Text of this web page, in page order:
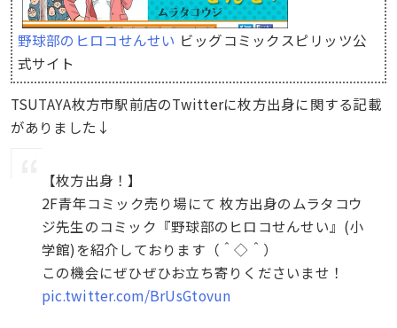
野球部のヒロコせんせい ビッグコミックスピリッツ公
式サイト
TSUTAYA枚方市駅前店のTwitterに枚方出身に関する記載
がありました↓
【枚方出身！】
2F青年コミック売り場にて 枚方出身のムラタコウ
ジ先生のコミック『野球部のヒロコせんせい』(小
学館)を紹介しております（＾◇＾）
この機会にぜひぜひお立ち寄りくださいませ！
pic.twitter.com/BrUsGtovun